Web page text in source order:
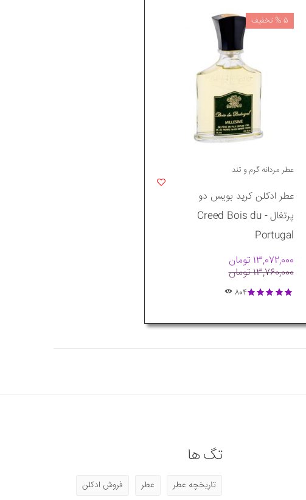
5 % تخفیف
عطر مردانه گرم و تند
عطر ادکلن کرید بویس دو
پرتغال - Creed Bois du
Portugal
13,072,000 تومان
13,760,000 تومان
804
تگ ها
تاریخچه عطر عطر
فروش ادکلن